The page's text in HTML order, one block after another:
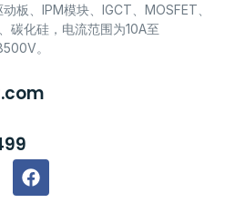
板、IPM模块、IGCT、MOSFET、
碳化硅，电流范围为10A至
。